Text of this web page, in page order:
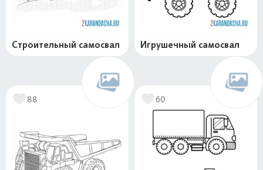
Строительный самосвал Игрушечный самосвал
88 60